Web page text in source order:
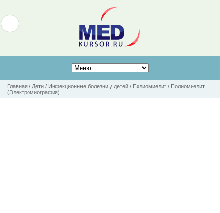
Главная / Дети / Инфекционные болезни у детей / Полиомиелит / Полиомиелит
(Электромиография)